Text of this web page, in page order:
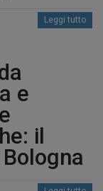
Leggi tutto
e
il